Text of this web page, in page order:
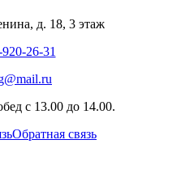
д. 18, 3 этаж
26-31
с 13.00 до 14.00.
Обратная связь